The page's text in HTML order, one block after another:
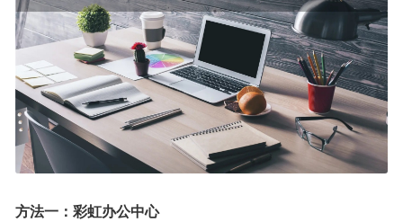
方法一：彩虹办公中心